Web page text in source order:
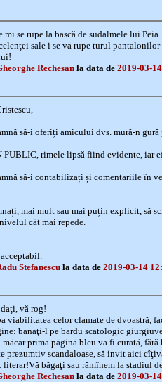
mi se rupe la bască de sudalmele lui
sale i se va rupe turul
Rechesanla data de 2019-03-
să-i oferiți amicului dvs. mură-n gură
PUBLIC, rimele lipsă fiind evidente, iar
să-i contabilizați și comentariile în
mai mult sau mai puțin explicit, să
cât mai repede.
Stefanescula data de 2019-03-14
vă rog!
viabilitatea celor clamate de dvoastră,
banaţi-l pe bardu scatologic
prima pagină bleu va fi curată,
prezumtiv scandaloase, să invit aici
literar!Vă băgaţi sau rămînem la stadiul
Rechesanla data de 2019-03-